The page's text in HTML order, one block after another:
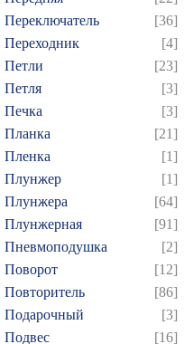
Переключатель
[36]
Переходник
[4]
Петли
[23]
Петля
[3]
Печка
[3]
Планка
[21]
Пленка
[1]
Плунжер
[1]
Плунжера
[64]
Плунжерная
[91]
Пневмоподушка
[2]
Поворот
[12]
Повторитель
[86]
Подарочный
[3]
Подвес
[16]